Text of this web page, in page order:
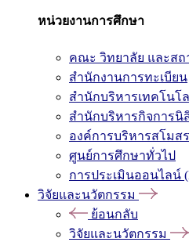
หน่วยงานการศึกษา
คณะ วิทยาลัย และสถ
สำนักงานการทะเบียน
สำนักบริหารเทคโนโ
สำนักบริหารกิจการนิ
องค์การบริหารสโมส
ศูนย์การศึกษาทั่วไป
การประเมินออนไลน์
วิจัยและนวัตกรรม
ย้อนกลับ
วิจัยและนวัตกรรม